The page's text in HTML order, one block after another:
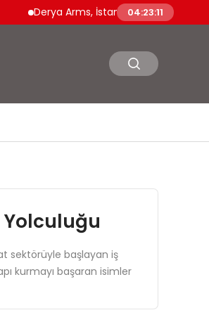
Arms, İstanbul Prohunt 2026’da yeni
04:23:12
Yolculuğu
sektörüyle başlayan iş
kurmayı başaran isimler